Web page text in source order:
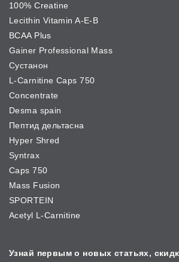
100% Creatine
Lecithin Vitamin A-E-B
BCAA Plus
Gainer Professional Mass
Сустанон
L-Carnitine Caps 750
Сoncentrate
Desma spain
Пептид дельтасна
Hyper Shred
Syntrax
Caps 750
Mass Fusion
SPORTEIN
Acetyl L-Carnitine
Узнай первым о новых статьях,